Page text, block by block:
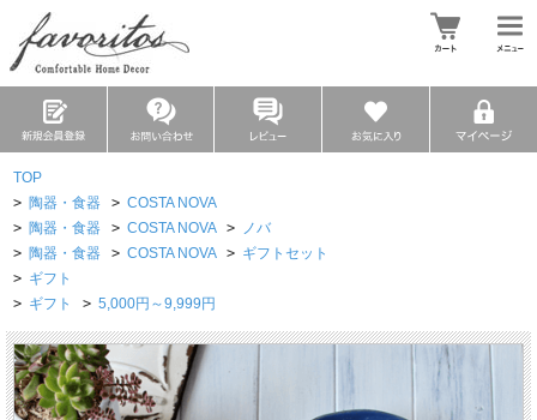
TOP
> 陶器・食器 > COSTA NOVA
> 陶器・食器 > COSTA NOVA > ノバ
> 陶器・食器 > COSTA NOVA > ギフトセット
> ギフト
> ギフト > 5,000円～9,999円